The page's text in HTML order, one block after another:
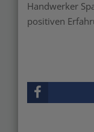
Handwerker
positiven